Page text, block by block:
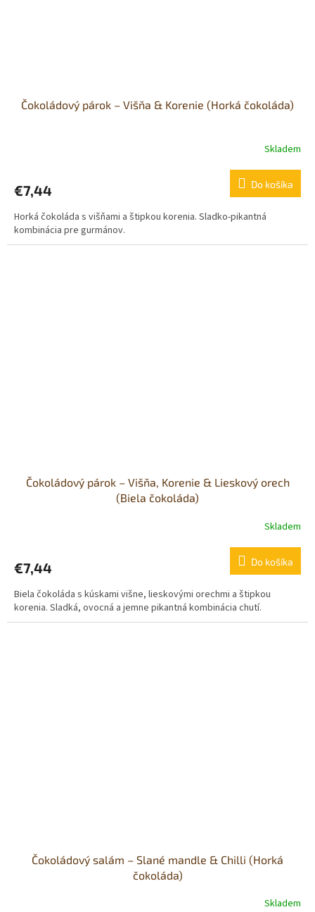
Čokoládový párok – Višňa & Korenie (Horká čokoláda)
Skladem
€7,44 Do košíka
Horká čokoláda s višňami a štipkou korenia. Sladko-pikantná
kombinácia pre gurmánov.
Čokoládový párok – Višňa, Korenie & Lieskový orech
(Biela čokoláda)
Skladem
€7,44 Do košíka
Biela čokoláda s kúskami višne, lieskovými orechmi a štipkou
korenia. Sladká, ovocná a jemne pikantná kombinácia chutí.
Čokoládový salám – Slané mandle & Chilli (Horká
čokoláda)
Skladem